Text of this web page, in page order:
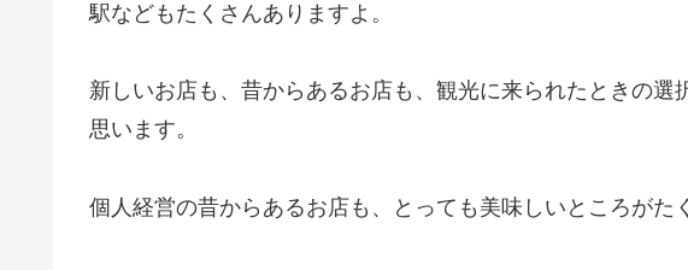
駅などもたくさんありますよ。
新しいお店も、昔からあるお店も、観光に来られたときの選
思います。
個人経営の昔からあるお店も、とっても美味しいところがた